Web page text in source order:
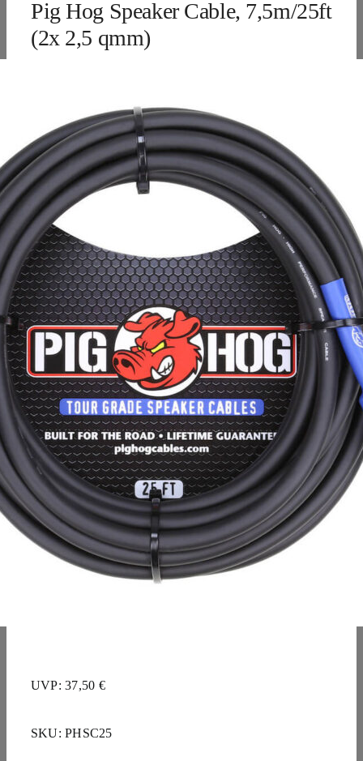
Pig Hog Speaker Cable, 7,5m/25ft
(2x 2,5 qmm)
UVP: 37,50 €
SKU:PHSC25